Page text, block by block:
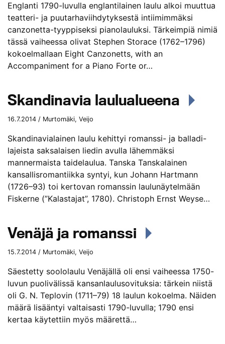
Englanti 1790-luvulla englantilainen laulu alkoi muuttua
teatteri- ja puutarhaviihdytyksestä intiimimmäksi
canzonetta-tyyppiseksi pianolauluksi. Tärkeimpiä nimiä
tässä vaiheessa olivat Stephen Storace (1762–1796)
kokoelmallaan Eight Canzonetts, with an
Accompaniment for a Piano Forte or…
Skandinavia laulualueena
16.7.2014 / Murtomäki, Veijo
Skandinavialainen laulu kehittyi romanssi- ja balladi-
lajeista saksalaisen liedin avulla lähemmäksi
mannermaista taidelaulua. Tanska Tanskalainen
kansallisromantiikka syntyi, kun Johann Hartmann
(1726–93) toi kertovan romanssin laulunäytelmään
Fiskerne (”Kalastajat”, 1780). Christoph Ernst Weyse…
Venäjä ja romanssi
15.7.2014 / Murtomäki, Veijo
Säestetty soololaulu Venäjällä oli ensi vaiheessa 1750-
luvun puolivälissä kansanlaulusovituksia: tärkein niistä
oli G. N. Teplovin (1711–79) 18 laulun kokoelma. Näiden
määrä lisääntyi valtaisasti 1790-luvulla; 1790 ensi
kertaa käytettiin myös määrettä…